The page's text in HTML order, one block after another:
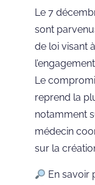
Le 7
sont
de loi visant
Le
reprend la
notamment
médecin
sur la
En savoir